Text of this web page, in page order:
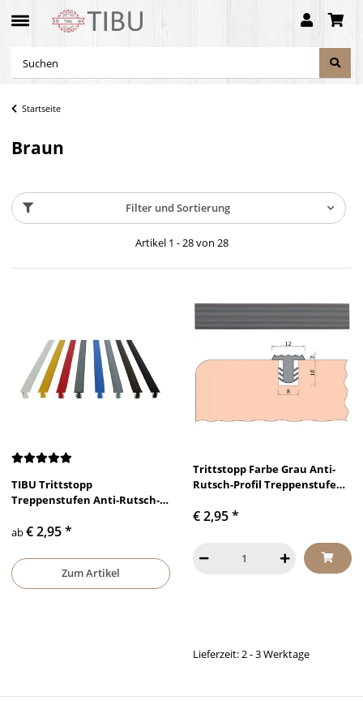
Startseite
Braun
Filter und Sortierung
Artikel 1 - 28 von 28
TIBU Trittstopp
Treppenstufen Anti-Rutsch-
Rutschgummi in
ab€ 2,95*
Zum Artikel
Trittstopp Farbe Grau Anti-
Rutsch-Profil Treppenstufen
Rutschgummi
€ 2,95*
Lieferzeit: 2 - 3 Werktage